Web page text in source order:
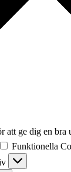
att ge dig en bra
Funktionella